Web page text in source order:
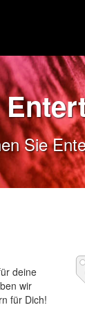
Sie
deine
wir
für Dich!